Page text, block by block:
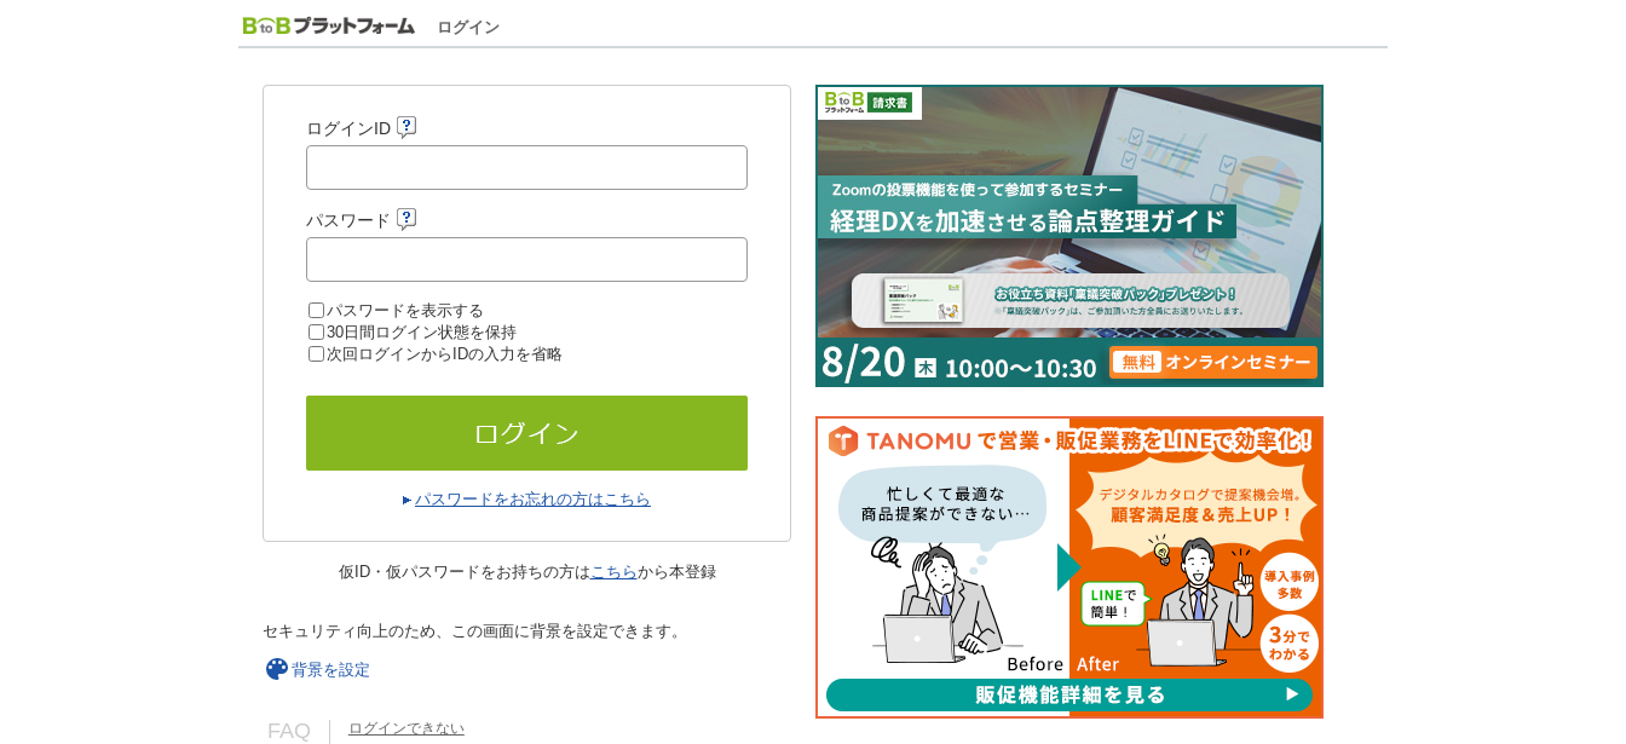
ログイン
ログインID
パスワード
パスワードを表示する
30日間ログイン状態を保持
次回ログインからIDの入力を省略
パスワードをお忘れの方はこちら
仮ID・仮パスワードをお持ちの方はこちらから本登録
セキュリティ向上のため、この画面に背景を設定できます。
背景を設定
FAQ ログインできない